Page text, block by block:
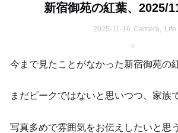
新宿御苑の紅葉、2025/
2025-11-16 Camera Life
今まで見たことがなかった新宿御苑の
まだピークではないと思いつつ、家族
写真多めで雰囲気をお伝えしたいと思う